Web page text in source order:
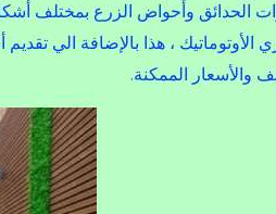
الحدائق وأحواض الزرع بمختلف
الأوتوماتيك ، هذا بالإضافة الي
والأسعار الممكنة.